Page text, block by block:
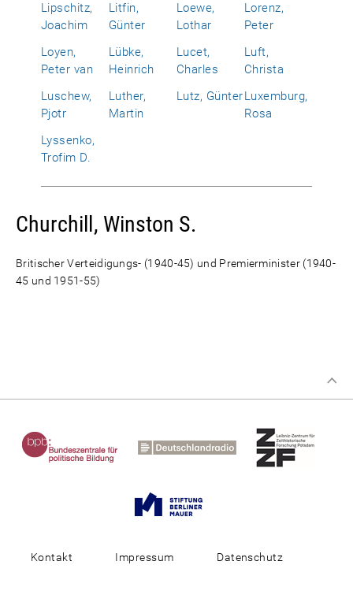
Lipschitz,
Joachim
Litfin,
Günter
Loewe,
Lothar
Lorenz,
Peter
Loyen,
Peter van
Lübke,
Heinrich
Lucet,
Charles
Luft,
Christa
Luschew,
Pjotr
Luther,
Martin
Lutz, GünterLuxemburg,
Rosa
Lyssenko,
Trofim D.
Churchill, Winston S.
Britischer Verteidigungs- (1940-45) und Premierminister (1940-
45 und 1951-55)
Kontakt Impressum Datenschutz